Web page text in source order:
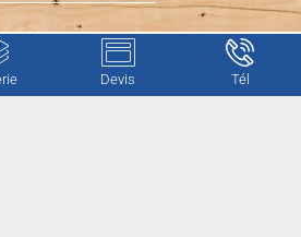
Devis Tél
petite carpenterie, 76 190 Valliquerville